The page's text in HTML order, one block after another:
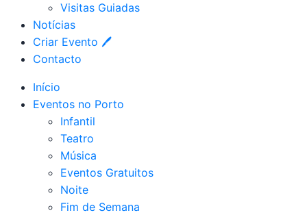
Visitas Guiadas
Notícias
Criar Evento 🖊
Contacto
Início
Eventos no Porto
Infantil
Teatro
Música
Eventos Gratuitos
Noite
Fim de Semana